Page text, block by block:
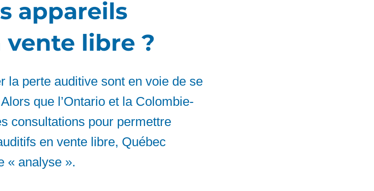
appareils
libre ?
la perte auditive sont en voie de se
que l’Ontario et la Colombie-
consultations pour permettre
en vente libre, Québec
« analyse ».